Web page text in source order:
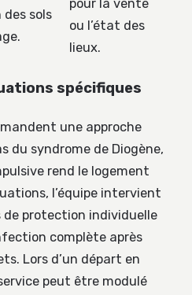
sols
pour la vente
ou l’état des
lieux.
spécifiques
une approche
du syndrome de Diogène,
rend le logement
l’équipe intervient
de protection individuelle
complète après
Lors d’un départ en
peut être modulé